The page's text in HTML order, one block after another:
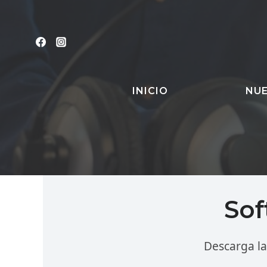
contenido
INICIO
Descarga